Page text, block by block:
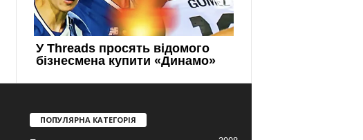
ПОПУЛЯРНА КАТЕГОРІЯ